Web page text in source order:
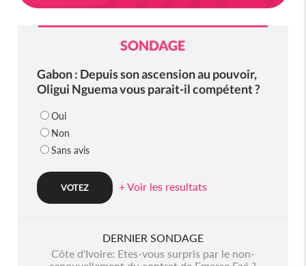
SONDAGE
Gabon : Depuis son ascension au pouvoir,
Oligui Nguema vous parait-il compétent ?
Oui
Non
Sans avis
+ Voir les resultats
DERNIER SONDAGE
Côte d'Ivoire: Etes-vous surpris par le non-